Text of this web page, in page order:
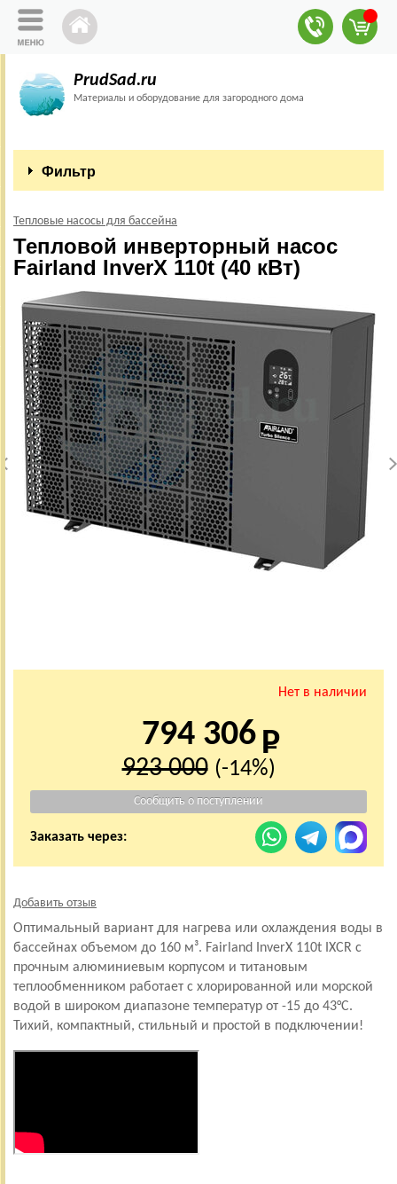
PrudSad.ru
Материалы и оборудование для загородного дома
Фильтр
Тепловые насосы для бассейна
Тепловой инверторный насос
Fairland InverX 110t (40 кВт)
Нет в наличии
794 306
923 000 (-14%)
Заказать через:
Добавить отзыв
Оптимальный вариант для нагрева или охлаждения воды в
бассейнах объемом до 160 м³. Fairland InverX 110t IXCR c
прочным алюминиевым корпусом и титановым
теплообменником работает с хлорированной или морской
водой в широком диапазоне температур от -15 до 43°C.
Тихий, компактный, стильный и простой в подключении!